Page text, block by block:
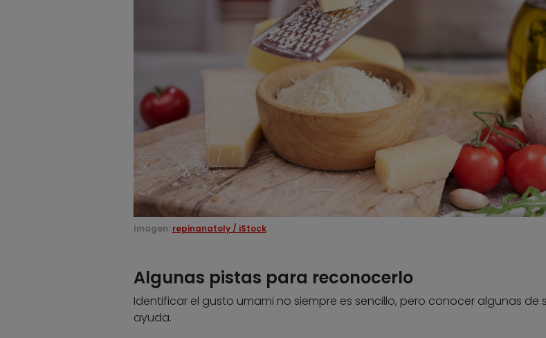
Imagen: repinanatoly / iStock
Algunas pistas para reconocerlo
Identificar el gusto umami no siempre es sencillo, pero conocer algunas de
ayuda.